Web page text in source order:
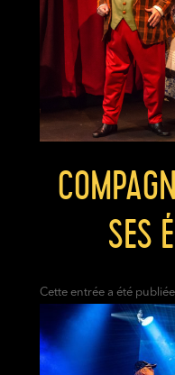
SES
Cette entrée a été